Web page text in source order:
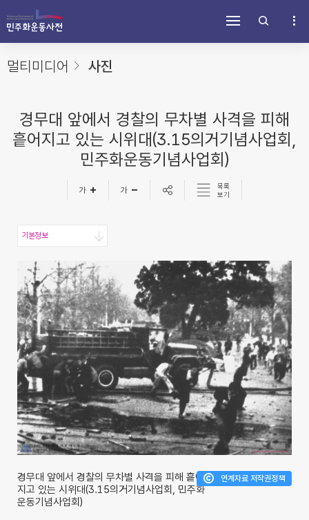
메
뉴
바
로
용
바
로
가
단
바
로
가멀티미디어 사진
경무대 앞에서 경찰의 무차별 사격을 피해
흩어지고 있는 시위대(3.15의거기념사업회,
민주화운동기념사업회)
목록
보기
기본정보
경무대 앞에서 경찰의 무차별 사격을 피해 흩어
지고 있는 시위대(3.15의거기념사업회, 민주화
운동기념사업회)
연계자료 저작권정책